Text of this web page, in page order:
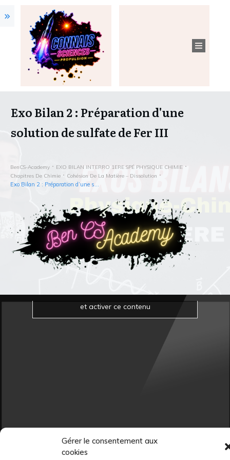
Gérer le consentement aux
cookies
Exo Bilan 2 : Préparation d'une
solution de sulfate de Fer III
BenCS-Academy
EXO BILAN INTERRO 1ERE SPÉ PHYSIQUE CHIMIE
Chapitres De Chimie
Cohésion De La Matière – Dissolution
Exo Bilan 2 : Préparation d’une solution de sulfate de Fer III
Cliquez pour accepter les cookies marketing
et activer ce contenu